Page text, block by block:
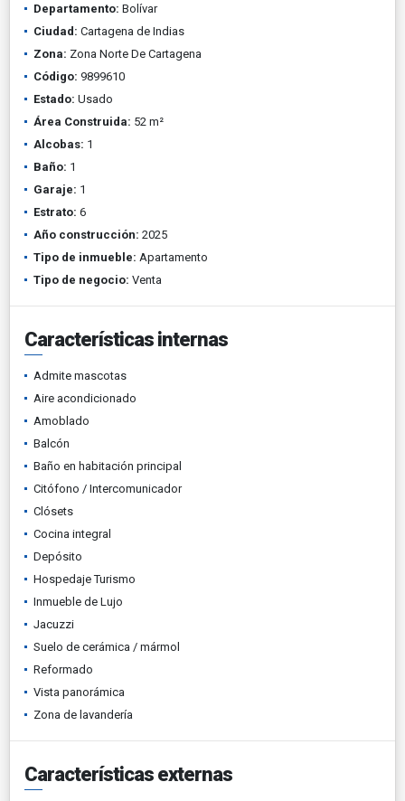
Departamento: Bolívar
Ciudad: Cartagena de Indias
Zona: Zona Norte De Cartagena
Código: 9899610
Estado: Usado
Área Construida: 52 m²
Alcobas: 1
Baño: 1
Garaje: 1
Estrato: 6
Año construcción: 2025
Tipo de inmueble: Apartamento
Tipo de negocio: Venta
Características internas
Admite mascotas
Aire acondicionado
Amoblado
Balcón
Baño en habitación principal
Citófono / Intercomunicador
Clósets
Cocina integral
Depósito
Hospedaje Turismo
Inmueble de Lujo
Jacuzzi
Suelo de cerámica / mármol
Reformado
Vista panorámica
Zona de lavandería
Características externas